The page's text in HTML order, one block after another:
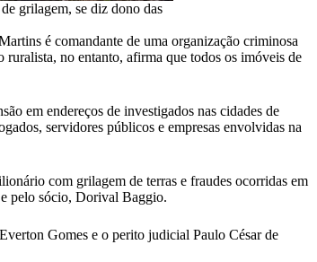
grilagem, se diz dono das
é comandante de uma organização criminosa
ruralista, no entanto, afirma que todos os imóveis de
em endereços de investigados nas cidades de
servidores públicos e empresas envolvidas na
com grilagem de terras e fraudes ocorridas em
pelo sócio, Dorival Baggio.
Gomes e o perito judicial Paulo César de